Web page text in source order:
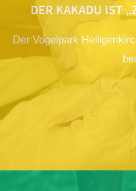
DER KAKADU IST
Der Vogelpark